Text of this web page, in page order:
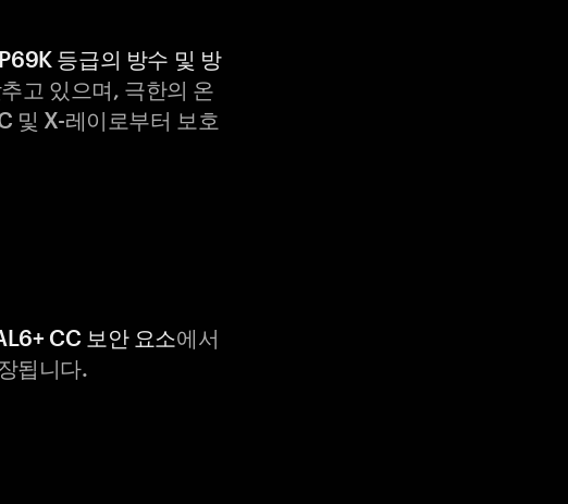
등급의 방수 및 방
고 있으며, 극한의 온
및 X-레이로부터 보호
CC 보안 요소에서
됩니다.